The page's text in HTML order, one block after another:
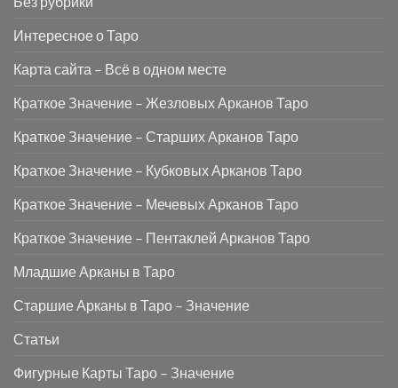
Интересное о Таро
Карта сайта – Всё в одном месте
Краткое Значение – Жезловых Арканов Таро
Краткое Значение – Старших Арканов Таро
Краткое Значение – Кубковых Арканов Таро
Краткое Значение – Мечевых Арканов Таро
Краткое Значение – Пентаклей Арканов Таро
Младшие Арканы в Таро
Старшие Арканы в Таро – Значение
Статьи
Фигурные Карты Таро – Значение